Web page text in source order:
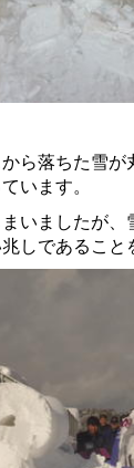
ら落ちた雪
います。
いましたが、
しであること